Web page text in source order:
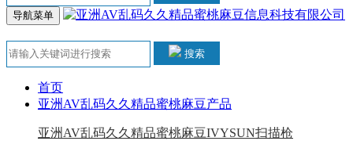
导航菜单
搜索
首页
亚洲AV乱码久久精品蜜桃麻豆产品
亚洲AV乱码久久精品蜜桃麻豆IVYSUN扫描枪